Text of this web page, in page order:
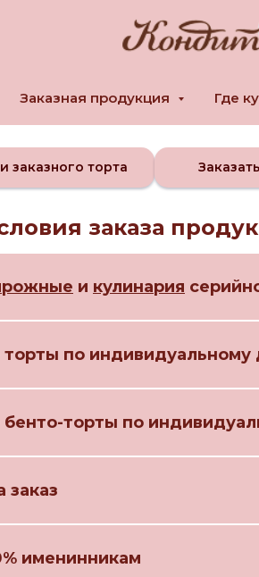
Заказная продукция Где
заказного торта
заказа
и кулинария
торты по индивидуальному
бенто-торты по
заказ
именинникам